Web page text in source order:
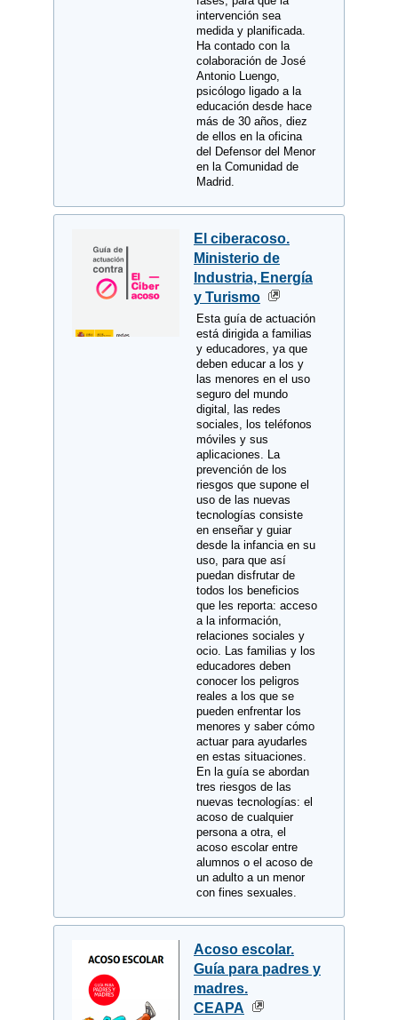
intervención sea
medida y planificada.
Ha contado con la
colaboración de José
Antonio Luengo,
psicólogo ligado a la
educación desde hace
más de 30 años, diez
de ellos en la oficina
del Defensor del Menor
en la Comunidad de
Madrid.
El ciberacoso.
Ministerio de
Industria, Energía
y Turismo
Esta guía de actuación
está dirigida a familias
y educadores, ya que
deben educar a los y
las menores en el uso
seguro del mundo
digital, las redes
sociales, los teléfonos
móviles y sus
aplicaciones. La
prevención de los
riesgos que supone el
uso de las nuevas
tecnologías consiste
en enseñar y guiar
desde la infancia en su
uso, para que así
puedan disfrutar de
todos los beneficios
que les reporta: acceso
a la información,
relaciones sociales y
ocio. Las familias y los
educadores deben
conocer los peligros
reales a los que se
pueden enfrentar los
menores y saber cómo
actuar para ayudarles
en estas situaciones.
En la guía se abordan
tres riesgos de las
nuevas tecnologías: el
acoso de cualquier
persona a otra, el
acoso escolar entre
alumnos o el acoso de
un adulto a un menor
con fines sexuales.
Acoso escolar.
Guía para padres y
madres.
CEAPA